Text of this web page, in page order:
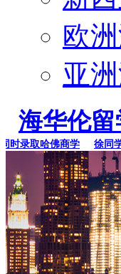
欧
亚
海华伦留
取哈佛商学 徐同学录